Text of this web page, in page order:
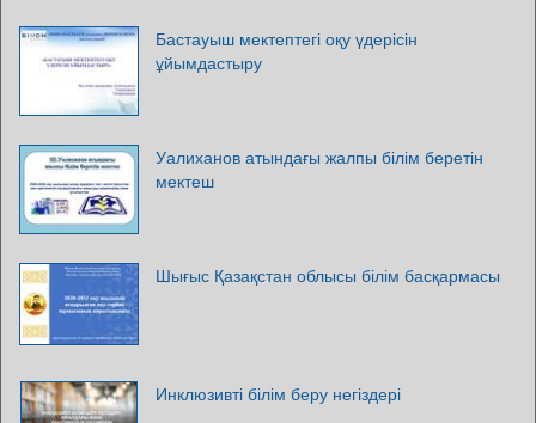
Бастауыш мектептегі оқу үдерісін
ұйымдастыру
Уалиханов атындағы жалпы білім беретін
мектеш
Шығыс Қазақстан облысы білім басқармасы
Инклюзивті білім беру негіздері